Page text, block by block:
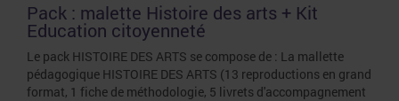
Pack : malette Histoire des arts + Kit
Education citoyenneté
Le pack HISTOIRE DES ARTS se compose de : La mallette
pédagogique HISTOIRE DES ARTS (13 reproductions en grand
format, 1 fiche de méthodologie, 5 livrets d'accompagnement